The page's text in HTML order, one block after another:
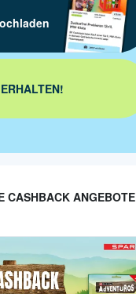
CASHBACK ANGEBOTE